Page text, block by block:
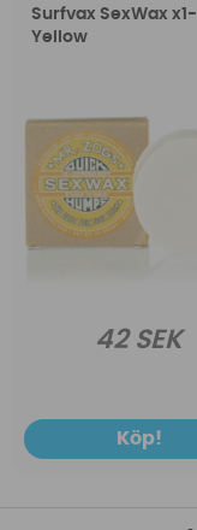
Surfvax SexWax x1-
Yellow
42 SEK
Köp!